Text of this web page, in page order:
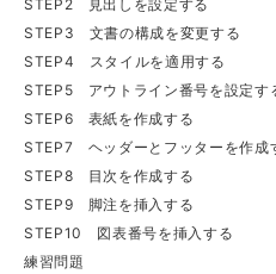
STEP2 見出しを設定する
STEP3 文書の構成を変更する
STEP4 スタイルを適用する
STEP5 アウトライン番号を設定す
STEP6 表紙を作成する
STEP7 ヘッダーとフッターを作成
STEP8 目次を作成する
STEP9 脚注を挿入する
STEP10 図表番号を挿入する
練習問題